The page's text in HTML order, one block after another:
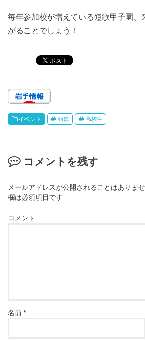
毎年参加校が増えている短歌甲子園、
がることでしょう！
イベント 短歌 高校生
コメントを残す
メールアドレスが公開されることはありませ
欄は必須項目です
コメント
名前*